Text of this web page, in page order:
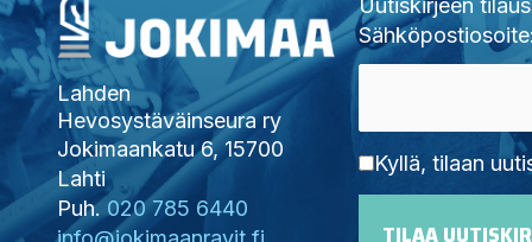
Lahden
Hevosystäväinseura ry
Jokimaankatu 6, 15700
Lahti
Puh. 020 785 6440
Uutiskirjeen tilaus
Sähköpostiosoite:
Kyllä, tilaan